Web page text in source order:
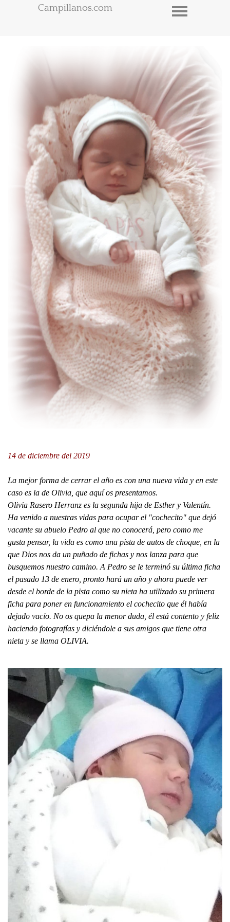
Campillanos.com
14 de diciembre del 2019
La mejor forma de cerrar el año es con una nueva vida y en este
caso es la de Olivia, que aquí os presentamos.
Olivia Rasero Herranz es la segunda hija de Esther y Valentín.
Ha venido a nuestras vidas para ocupar el "cochecito" que dejó
vacante su abuelo Pedro al que no conocerá, pero como me
gusta pensar, la vida es como una pista de autos de choque, en la
que Dios nos da un puñado de fichas y nos lanza para que
busquemos nuestro camino. A Pedro se le terminó su última ficha
el pasado 13 de enero, pronto hará un año y ahora puede ver
desde el borde de la pista como su nieta ha utilizado su primera
ficha para poner en funcionamiento el cochecito que él había
dejado vacío. No os quepa la menor duda, él está contento y feliz
haciendo fotografías y diciéndole a sus amigos que tiene otra
nieta y se llama OLIVIA.